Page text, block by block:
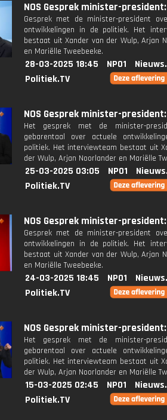
NOS Gesprek minister-
Gesprek met de minister-president
ontwikkelingen in de politiek. Het
bestaat uit Xander van der Wulp, Arjan
en Mariëlle Tweebeeke.
28-03-2025 18:45 NPO1
Politiek.TV
NOS Gesprek minister-
Het gesprek met de minister-
gebarentaal over actuele
politiek. Het interviewteam bestaat uit
der Wulp, Arjan Noorlander en Mariëlle
25-03-2025 03:05 NPO1
Politiek.TV
NOS Gesprek minister-
Gesprek met de minister-president
ontwikkelingen in de politiek. Het
bestaat uit Xander van der Wulp, Arjan
en Mariëlle Tweebeeke.
24-03-2025 18:45 NPO1
Politiek.TV
NOS Gesprek minister-
Het gesprek met de minister-
gebarentaal over actuele
politiek. Het interviewteam bestaat uit
der Wulp, Arjan Noorlander en Mariëlle
15-03-2025 02:45 NPO1
Politiek.TV